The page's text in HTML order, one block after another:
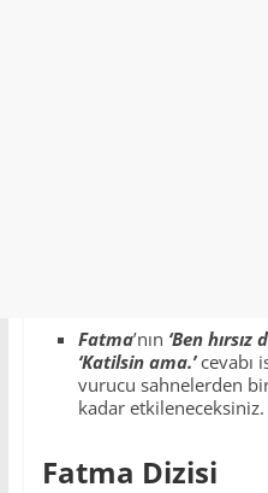
Fatma’nın ‘Ben hırsız
‘Katilsin ama.’cevabı
vurucu sahnelerden
kadar etkileneceksiniz.
Fatma Dizisi